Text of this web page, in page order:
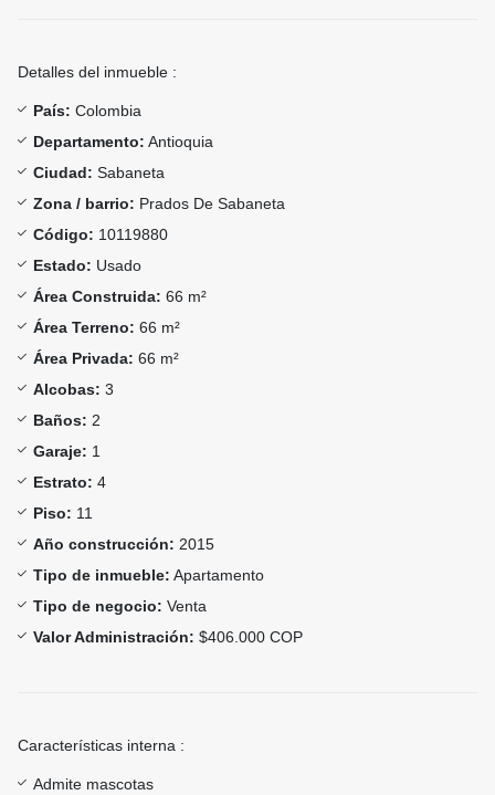
Detalles del inmueble :
País: Colombia
Departamento: Antioquia
Ciudad: Sabaneta
Zona / barrio: Prados De Sabaneta
Código: 10119880
Estado: Usado
Área Construida: 66 m²
Área Terreno: 66 m²
Área Privada: 66 m²
Alcobas: 3
Baños: 2
Garaje: 1
Estrato: 4
Piso: 11
Año construcción: 2015
Tipo de inmueble: Apartamento
Tipo de negocio: Venta
Valor Administración: $406.000 COP
Características interna :
Admite mascotas